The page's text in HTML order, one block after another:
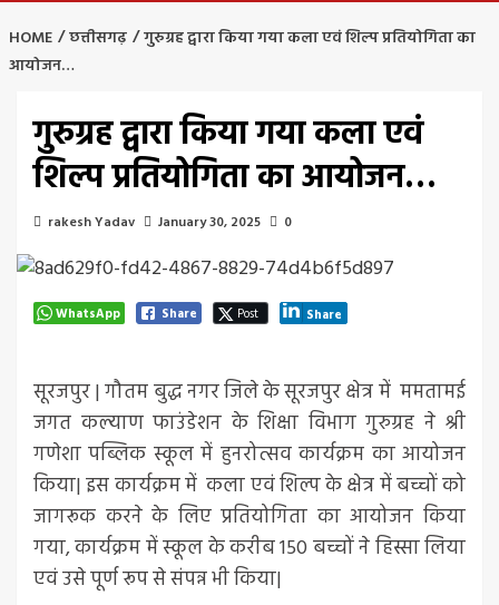
HOME छत्तीसगढ़
गुरुग्रह द्वारा किया गया कला एवं शिल्प प्रतियोगिता का
आयोजन…
गुरुग्रह द्वारा किया गया कला एवं
शिल्प प्रतियोगिता का आयोजन…
rakesh Yadav January 30, 2025 0
WhatsApp Share Post Share
सूरजपुर | गौतम बुद्ध नगर जिले के सूरजपुर क्षेत्र में ममतामई
जगत कल्याण फाउंडेशन के शिक्षा विभाग गुरुग्रह ने श्री
गणेशा पब्लिक स्कूल में हुनरोत्सव कार्यक्रम का आयोजन
किया| इस कार्यक्रम में कला एवं शिल्प के क्षेत्र में बच्चों को
जागरूक करने के लिए प्रतियोगिता का आयोजन किया
गया, कार्यक्रम में स्कूल के करीब 150 बच्चों ने हिस्सा लिया
एवं उसे पूर्ण रूप से संपन्न भी किया|